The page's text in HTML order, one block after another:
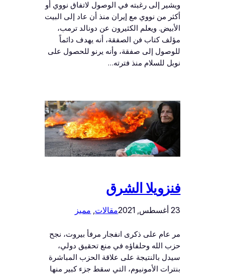
ويشير إلى رغبته في الوصول لاتفاق نووي أو
أكثر من نووي مع إيران منذ أن عاد إلى البيت
الأبيض. ويعلم الكثيرون عن دونالد ترمب،
مؤلف كتاب فن الصفقة، أنه يهدف دائماً
للوصول إلى صفقة، وأنه يرنو للحصول على
نوبل للسلام منذ فترته…
فنزويلا الشرق
23 أغسطس, 2021 مقالات مميز
مر عام على ذكرى انفجار مرفأ بيروت، نجح
حزب الله وحلفاؤه في منع تحقيق دولي،
سيدل بالنتيجة على علاقة الحزب المباشرة
بنترات الأمونيوم، التي سقط جزء كبير منها